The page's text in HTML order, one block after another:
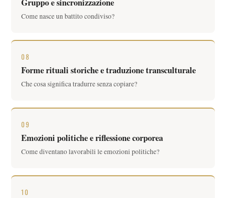
Come nasce un battito condiviso?
08
Forme rituali storiche e traduzione transculturale
Che cosa significa tradurre senza copiare?
09
Emozioni politiche e riflessione corporea
Come diventano lavorabili le emozioni politiche?
10